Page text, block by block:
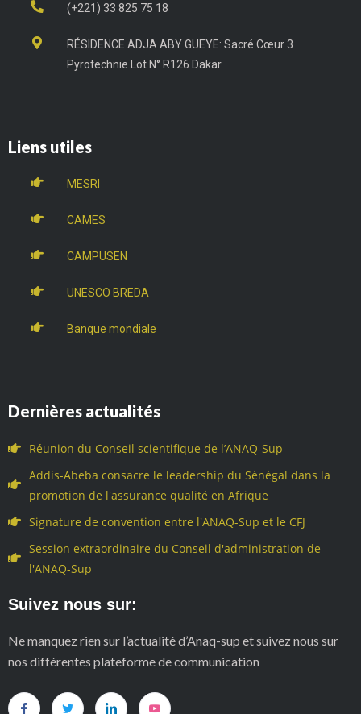
(+221) 33 825 75 18
RÉSIDENCE ADJA ABY GUEYE: Sacré Cœur 3
Pyrotechnie Lot N° R126 Dakar
Liens utiles
MESRI
CAMES
CAMPUSEN
UNESCO BREDA
Banque mondiale
Dernières actualités
Réunion du Conseil scientifique de l’ANAQ-Sup
Addis-Abeba consacre le leadership du Sénégal dans la
promotion de l'assurance qualité en Afrique
Signature de convention entre l'ANAQ-Sup et le CFJ
Session extraordinaire du Conseil d'administration de
l'ANAQ-Sup
Suivez nous sur:
Ne manquez rien sur l’actualité d’Anaq-sup et suivez nous sur
nos différentes plateforme de communication